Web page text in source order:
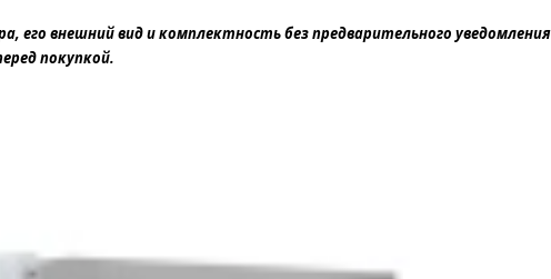
внешний вид и комплектность без предварительного
покупкой.